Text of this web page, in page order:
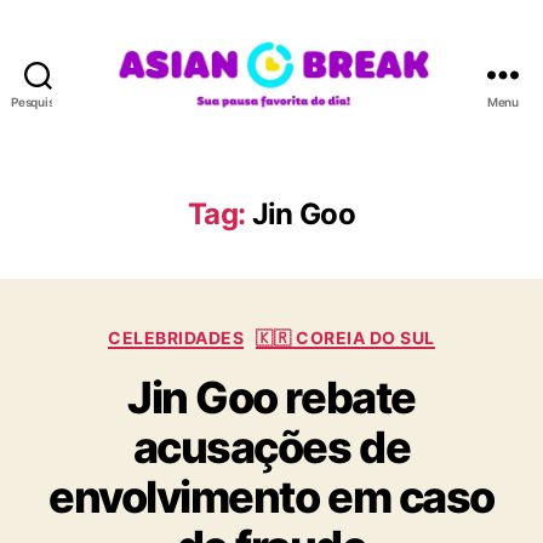
Pesquisar
A
N
R
A
Menu
Tag: Jin Goo
C
t
e
g
o
r
i
CELEBRIDADES 🇰🇷 COREIA DO SUL
Jin Goo rebate
acusações de
envolvimento em caso